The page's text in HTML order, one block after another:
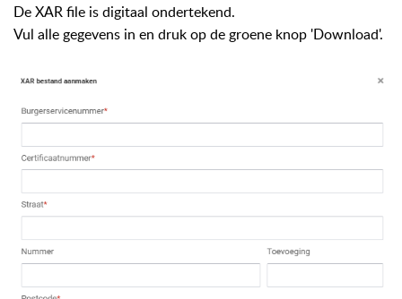
De XAR file is digitaal ondertekend.
Vul alle gegevens in en druk op de groene knop 'Download'.